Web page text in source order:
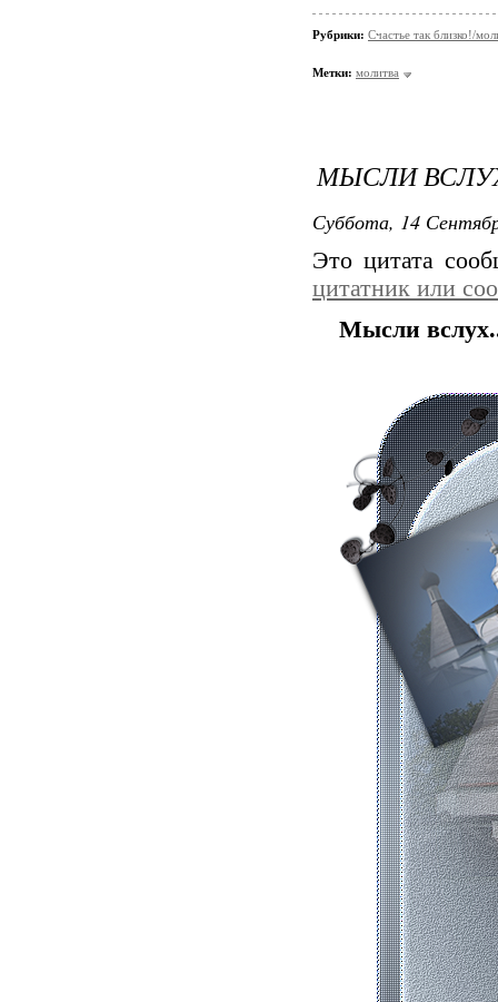
Рубрики: Счастье так близко!/
Метки: молитва
МЫСЛИ
Суббота, 14
Это цитата
цитатник или
Мысли